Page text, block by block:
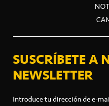
SUSCRÍBETE A
NEWSLETTER
Introduce tu dirección de e-